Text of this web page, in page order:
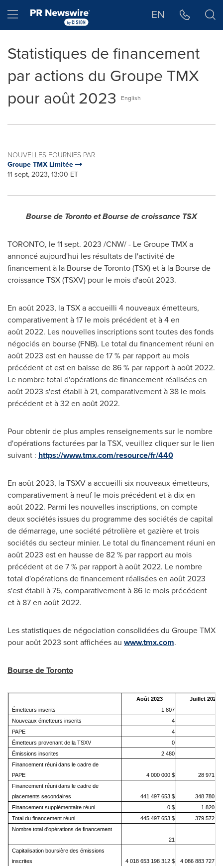
Hamburger menu EN
Statistiques de financement
par actions du Groupe TMX
pour août 2023
English
NOUVELLES FOURNIES PAR
Groupe TMX Limitée
11 sept, 2023, 13:00 ET
Bourse de Torontoet Bourse de croissance TSX
TORONTO, le11 sept. 2023 /CNW/ - Le Groupe TMX a
annoncé aujourd'hui les résultats de l'activité de
financement à la Bourse deToronto(TSX) et à la Bourse de
croissance TSX (TSXV) pour le mois d'août 2023.
En août 2023, la TSX a accueilli 4 nouveaux émetteurs,
comparativement à 17 le mois précédent et à 4 en
août 2022. Les nouvelles inscriptions sont toutes des fonds
négociés en bourse (FNB). Le total du financement réuni en
août 2023 est en hausse de 17 % par rapport au mois
précédent et est en baisse de 86 % par rapport à août 2022.
Le nombre total d'opérations de financement réalisées en
août 2023 s'est établi à 21, comparativement à 38 le mois
précédent et à 32 en août 2022.
Pour obtenir de plus amples renseignements sur le nombre
d'opérations facturées par la TSX, veuillez cliquer sur le lien
suivant : https://www.tmx.com/resource/fr/440
En août 2023, la TSXV a accueilli six nouveaux émetteurs,
comparativement à neuf le mois précédent et à dix en
août 2022. Parmi les nouvelles inscriptions, on compte
deux sociétés issues du programme des sociétés de capital
de démarrage, une société pétrolière et gazière et trois
sociétés du secteur minier. Le total du financement réuni en
août 2023 est en hausse de 82 % par rapport au mois
précédent et de 7 % par rapport à août 2022. Le nombre
total d'opérations de financement réalisées en août 2023
s'est établi à 75, comparativement à 86 le mois précédent
et à 87 en août 2022.
Les statistiques de négociation consolidées du Groupe TMX
pour août 2023 sont affichées au www.tmx.com.
Bourse deToronto
Août 2023
Juillet 2023
Émetteurs inscrits
1 807
Nouveaux émetteurs inscrits
4
PAPE
4
Émetteurs provenant de la TSXV
0
Émissions inscrites
2 480
Financement réuni dans le cadre de
PAPE
4 000 000 $
28 971
Financement réuni dans le cadre de
placements secondaires
441 497 653 $
348 780
Financement supplémentaire réuni
0 $
1 820
Total du financement réuni
445 497 653 $
379 572
Nombre total d'opérations de financement
21
Capitalisation boursière des émissions
inscrites
4 018 653 198 312 $ 4 086 883 727